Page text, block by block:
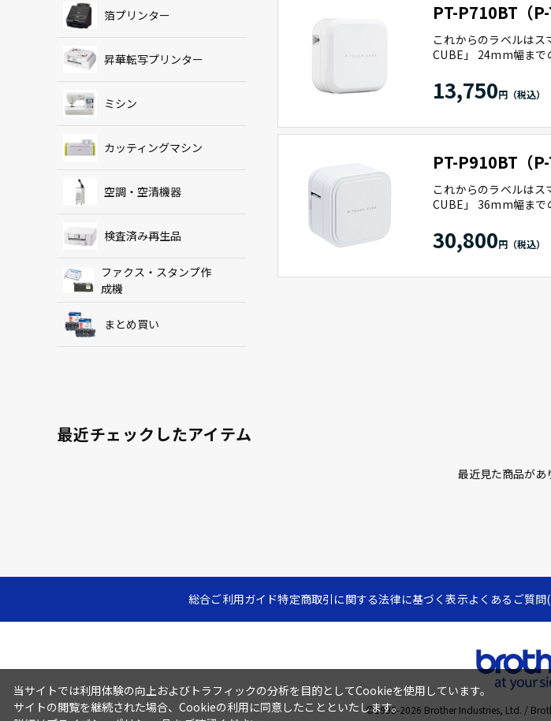
箔プリンター
昇華転写プリンター
ミシン
カッティングマシン
空調・空清機器
検査済み再生品
ファクス・スタンプ作
成機
まとめ買い
PT-P710BT（
これからのラベルはス
CUBE」 24mm幅まで
13,750
PT-P910BT（
これからのラベルはス
CUBE」 36mm幅まで
30,800
最近チェックしたアイテム
最近見た商品があ
総合ご利用ガイド特定商取引に関する法律に基づく表示よくあるご質問
©1995-2026 Brother Industries, Ltd. /
当サイトでは利用体験の向上およびトラフィックの分析を目的としてCookieを使用しています。
サイトの閲覧を継続された場合、Cookieの利用に同意したことといたします。